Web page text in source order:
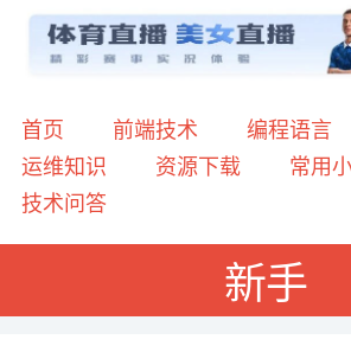
首页 前端技术 编程语言
运维知识
资源下载
常用
技术问答
新手